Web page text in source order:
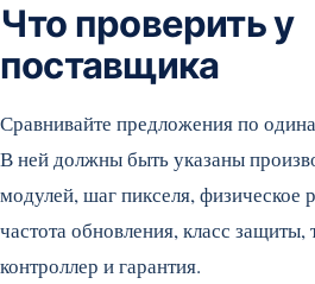
Что проверить у
поставщика
Сравнивайте предложения по
В ней должны быть указаны
модулей, шаг пикселя, физическое
частота обновления, класс
контроллер и гарантия.